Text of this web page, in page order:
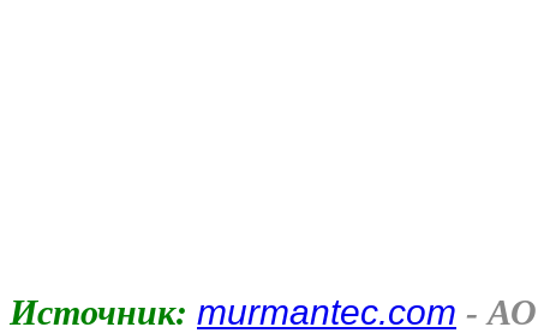
Источник: murmantec.com -